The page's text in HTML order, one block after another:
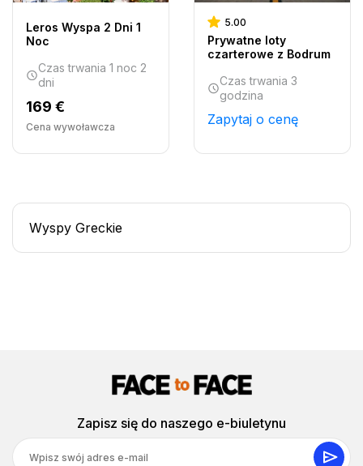
Leros Wyspa 2 Dni 1
Noc
Czas trwania 1 noc 2
dni
169 €
Cena wywoławcza
5.00
Prywatne loty
czarterowe z Bodrum
Czas trwania 3
godzina
Zapytaj o cenę
Wyspy Greckie
Zapisz się do naszego e-biuletynu